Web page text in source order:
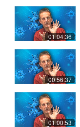
01:04:36
00:56:37
01:00:53